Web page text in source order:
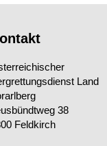
Land
38
Feldkirch